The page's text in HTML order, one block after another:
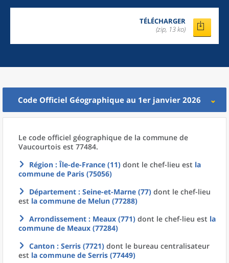
TÉLÉCHARGER
(zip, 13 ko)
Code Officiel Géographique au 1er janvier 2026
Le code officiel géographique de la commune de
Vaucourtois est 77484.
Région : Île-de-France (11) dont le chef-lieu est la
commune de Paris (75056)
Département : Seine-et-Marne (77) dont le chef-lieu
est la commune de Melun (77288)
Arrondissement : Meaux (771) dont le chef-lieu est la
commune de Meaux (77284)
Canton : Serris (7721) dont le bureau centralisateur
est la commune de Serris (77449)